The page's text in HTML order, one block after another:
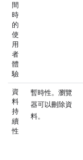
間
時
的
使
用
者
體
驗
資
料
持
續
性
暫時性。瀏覽
器可以刪除資
料。